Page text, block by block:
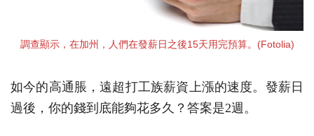
調查顯示，在加州，人們在發薪日之後15天用完預算。(Fotolia)
如今的高通脹，遠超打工族薪資上漲的速度。發薪日
過後，你的錢到底能夠花多久？答案是2週。